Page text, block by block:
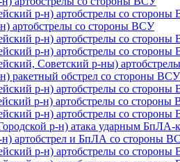
р-н) артобстрелы со
артобстрелы со стороны ВСУ
р-н) артобстрелы со
р-н) артобстрелы со
Советский р-ны)
ракетный обстрел со стороны ВСУ
р-н) артобстрелы со
р-н) артобстрелы со стороны
р-н) артобстрелы со
р-н) атака ударным
артобстрел и БпЛА со стороны
р-н) артобстрелы со